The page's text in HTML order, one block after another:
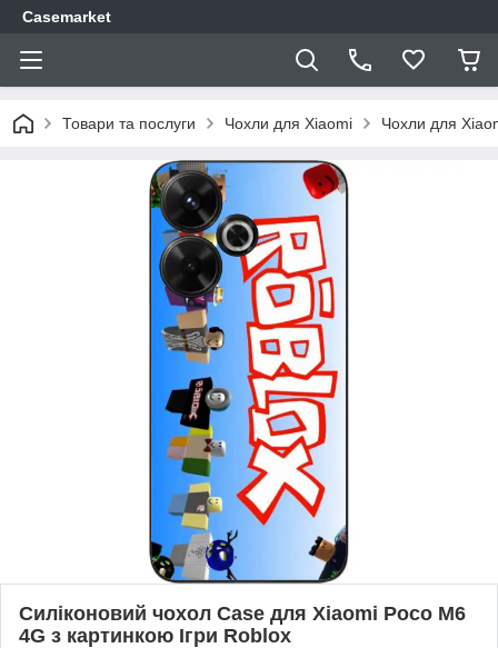
Casemarket
Товари та послуги Чохли для Xiaomi Чохли для
Силіконовий чохол Case для Xiaomi Poco M6
4G з картинкою Ігри Roblox